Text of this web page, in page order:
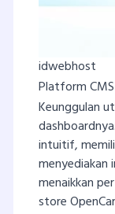
idwebhost
Platform
Keunggulan
intuitif,
menyediakan
menaikkan
store